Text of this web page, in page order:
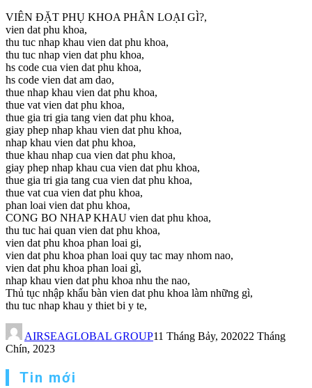
VIÊN ĐẶT PHỤ KHOA PHÂN LOẠI GÌ?,
vien dat phu khoa,
thu tuc nhap khau vien dat phu khoa,
thu tuc nhap vien dat phu khoa,
hs code cua vien dat phu khoa,
hs code vien dat am dao,
thue nhap khau vien dat phu khoa,
thue vat vien dat phu khoa,
thue gia tri gia tang vien dat phu khoa,
giay phep nhap khau vien dat phu khoa,
nhap khau vien dat phu khoa,
thue khau nhap cua vien dat phu khoa,
giay phep nhap khau cua vien dat phu khoa,
thue gia tri gia tang cua vien dat phu khoa,
thue vat cua vien dat phu khoa,
phan loai vien dat phu khoa,
CONG BO NHAP KHAU vien dat phu khoa,
thu tuc hai quan vien dat phu khoa,
vien dat phu khoa phan loai gi,
vien dat phu khoa phan loai quy tac may nhom nao,
vien dat phu khoa phan loai gì,
nhap khau vien dat phu khoa nhu the nao,
Thủ tục nhập khẩu bàn vien dat phu khoa làm những gì,
thu tuc nhap khau y thiet bi y te,
AIRSEAGLOBAL GROUP11 Tháng Bảy, 202022 Tháng
Chín, 2023
Tin mới